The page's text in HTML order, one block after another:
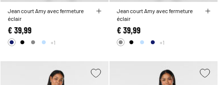
Jean court Amy avec fermeture
éclair
€ 39,99
+1
Jean court Amy avec fermeture
éclair
€ 39,99
+1